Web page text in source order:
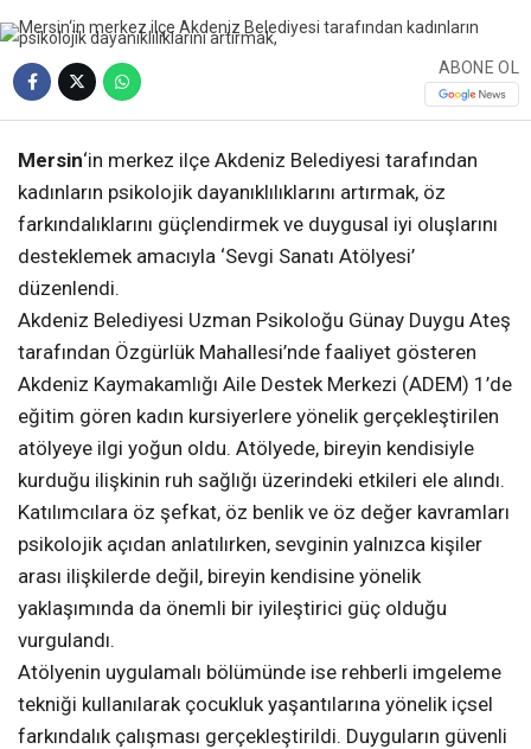
ABONE OL
Mersin‘in merkez ilçe Akdeniz Belediyesi tarafından
kadınların psikolojik dayanıklılıklarını artırmak, öz
farkındalıklarını güçlendirmek ve duygusal iyi oluşlarını
desteklemek amacıyla ‘Sevgi Sanatı Atölyesi’
düzenlendi.
Akdeniz Belediyesi Uzman Psikoloğu Günay Duygu Ateş
tarafından Özgürlük Mahallesi’nde faaliyet gösteren
Akdeniz Kaymakamlığı Aile Destek Merkezi (ADEM) 1’de
eğitim gören kadın kursiyerlere yönelik gerçekleştirilen
atölyeye ilgi yoğun oldu. Atölyede, bireyin kendisiyle
kurduğu ilişkinin ruh sağlığı üzerindeki etkileri ele alındı.
Katılımcılara öz şefkat, öz benlik ve öz değer kavramları
psikolojik açıdan anlatılırken, sevginin yalnızca kişiler
arası ilişkilerde değil, bireyin kendisine yönelik
yaklaşımında da önemli bir iyileştirici güç olduğu
vurgulandı.
Atölyenin uygulamalı bölümünde ise rehberli imgeleme
tekniği kullanılarak çocukluk yaşantılarına yönelik içsel
farkındalık çalışması gerçekleştirildi. Duyguların güvenli